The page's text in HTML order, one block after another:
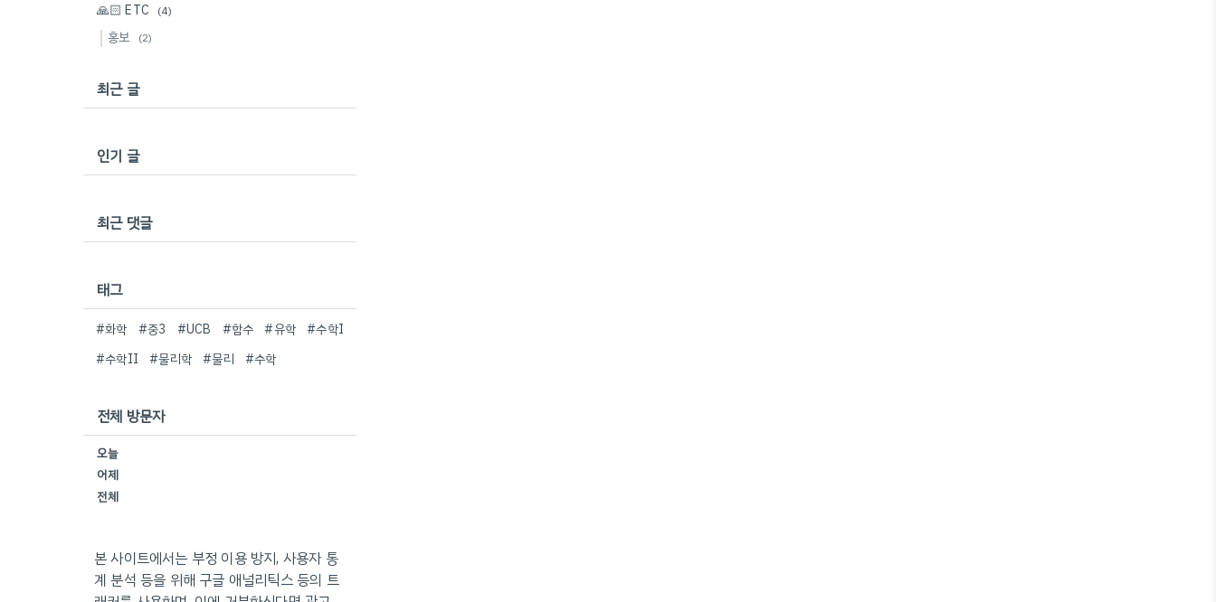
🙏🏻 ETC (4)
홍보 (2)
최근 글
인기 글
최근 댓글
태그
#화학 #중3 #UCB #함수 #유학 #수학I
#수학II
#물리학 #물리 #수학
전체 방문자
오늘
어제
전체
본 사이트에서는 부정 이용 방지, 사용자 통
계 분석 등을 위해 구글 애널리틱스 등의 트